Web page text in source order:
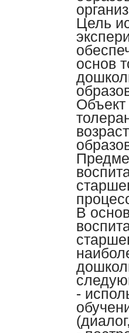
Цель
основ
В
-